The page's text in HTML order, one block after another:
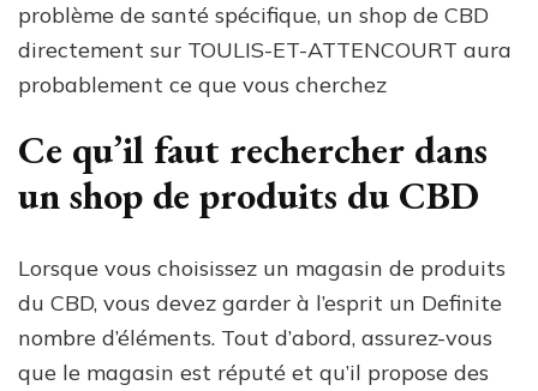
problème de santé spécifique, un shop de CBD
directement sur TOULIS-ET-ATTENCOURT aura
probablement ce que vous cherchez
Ce qu’il faut rechercher dans
un shop de produits du CBD
Lorsque vous choisissez un magasin de produits
du CBD, vous devez garder à l’esprit un Definite
nombre d’éléments. Tout d’abord, assurez-vous
que le magasin est réputé et qu’il propose des